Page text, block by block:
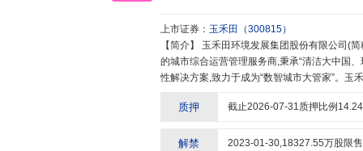
上市证券： 玉禾田 （300815）
【简介】
的城市综合运营管理服务商,秉承“清洁大中国
性解决方案,致力于成为“数智城市大管家”。
业保洁领域发展成为全方位一体化的中国城
块。“让城市更精彩,让家园更美好”,玉禾田集
质押 截止2026-07-31质押比例 14.24
解禁 2023-01-30,18327.55万股限